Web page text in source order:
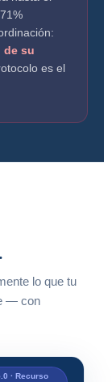
de su
es el
lo que tu
— con
· Recurso